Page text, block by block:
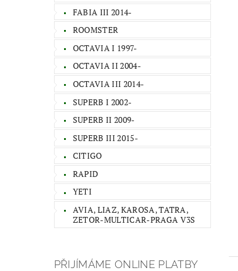
FABIA III 2014-
ROOMSTER
OCTAVIA I 1997-
OCTAVIA II 2004-
OCTAVIA III 2014-
SUPERB I 2002-
SUPERB II 2009-
SUPERB III 2015-
CITIGO
RAPID
YETI
AVIA, LIAZ, KAROSA, TATRA,
ZETOR-MULTICAR-PRAGA V3S
PŘIJÍMÁME ONLINE PLATBY